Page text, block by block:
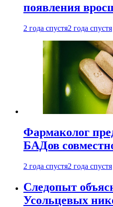
появления
2 года спустя2 года спустя
Фармаколог
БАДов
2 года спустя2 года спустя
Следопыт
Усольцевых